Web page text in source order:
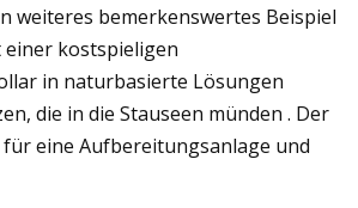
weiteres bemerkenswertes Beispiel
einer kostspieligen
in naturbasierte Lösungen
die in die Stauseen münden . Der
eine Aufbereitungsanlage und